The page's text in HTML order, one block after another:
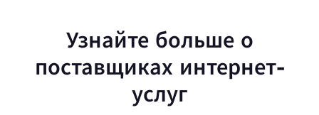
Узнайте больше о
поставщиках интернет-
услуг